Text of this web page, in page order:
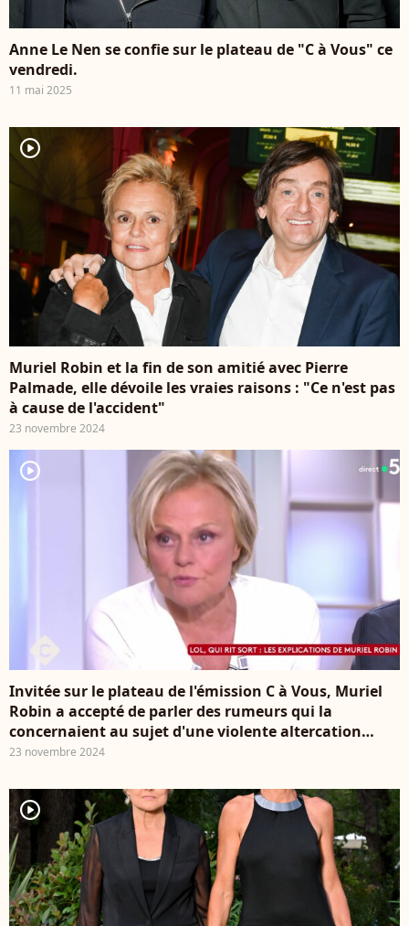
Anne Le Nen se confie sur le plateau de "C à Vous" ce
vendredi.
11 mai 2025
player2
Muriel Robin et la fin de son amitié avec Pierre
Palmade, elle dévoile les vraies raisons : "Ce n'est pas
à cause de l'accident"
23 novembre 2024
player2
Invitée sur le plateau de l'émission C à Vous, Muriel
Robin a accepté de parler des rumeurs qui la
concernaient au sujet d'une violente altercation
qu'elle aurait eue avec l'humoriste Artus. Muriel
23 novembre 2024
player2